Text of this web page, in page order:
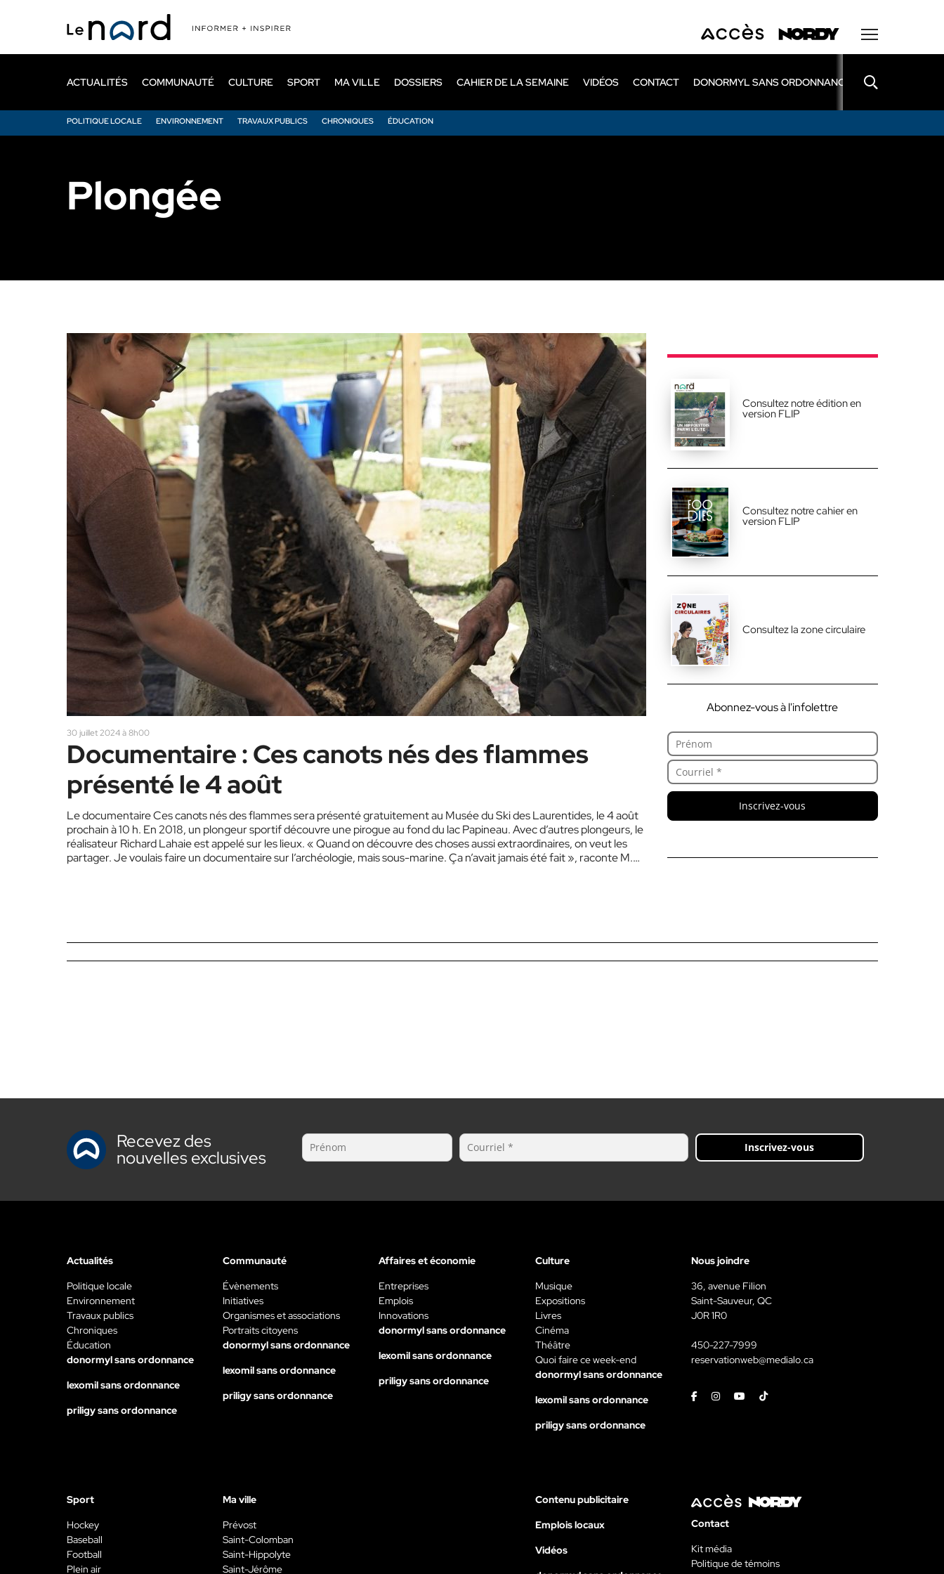
principal
ACTUALITÉS
POLITIQUE LOCALE ENVIRONNEMENT TRAVAUX PUBLICS CHRONIQUES ÉDUCATION
COMMUNAUTÉ CULTURE SPORT MA VILLE DOSSIERS CAHIER DE LA SEMAINE VIDÉOS CONTACT DONORMYL SANS ORDONNANCE LEXOMIL SANS
Plongée
30 juillet 2024 à 8h00
Documentaire : Ces canots nés des flammes
présenté le 4 août
Le documentaire Ces canots nés des flammes sera présenté gratuitement au Musée du Ski des Laurentides, le 4 août
prochain à 10 h. En 2018, un plongeur sportif découvre une pirogue au fond du lac Papineau. Avec d’autres plongeurs, le
réalisateur Richard Lahaie est appelé sur les lieux. « Quand on découvre des choses aussi extraordinaires, on veut les
partager. Je voulais faire un documentaire sur l’archéologie, mais sous-marine. Ça n’avait jamais été fait », raconte M.
Consultez notre édition en
version FLIP
Consultez notre cahier en
version FLIP
Consultez la zone circulaire
Abonnez-vous à l'infolettre
Inscrivez-vous
Recevez des
nouvelles exclusives Inscrivez-vous
Actualités
Politique locale
Environnement
Travaux publics
Chroniques
Éducation
donormyl sans ordonnance
lexomil sans ordonnance
priligy sans ordonnance
Communauté
Évènements
Initiatives
Organismes et associations
Portraits citoyens
donormyl sans ordonnance
lexomil sans ordonnance
priligy sans ordonnance
Affaires et économie
Entreprises
Emplois
Innovations
donormyl sans ordonnance
lexomil sans ordonnance
priligy sans ordonnance
Culture
Musique
Expositions
Livres
Cinéma
Théâtre
Quoi faire ce week-end
donormyl sans ordonnance
lexomil sans ordonnance
priligy sans ordonnance
Nous joindre
36, avenue Filion
Saint-Sauveur, QC
J0R 1R0
450-227-7999
reservationweb@medialo.ca
FacebookInstagramYoutubeTiktok
Sport
Hockey
Baseball
Football
Plein air
Ma ville
Prévost
Saint-Colomban
Saint-Hippolyte
Saint-Jérôme
Contenu publicitaire
Emplois locaux
Vidéos
Contact
Kit média
Politique de témoins